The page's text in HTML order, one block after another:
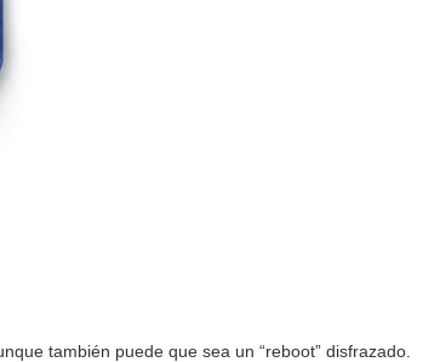
también puede que sea un “reboot” disfrazado.